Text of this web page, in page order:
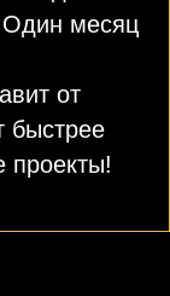
Один месяц
от
быстрее
проекты!